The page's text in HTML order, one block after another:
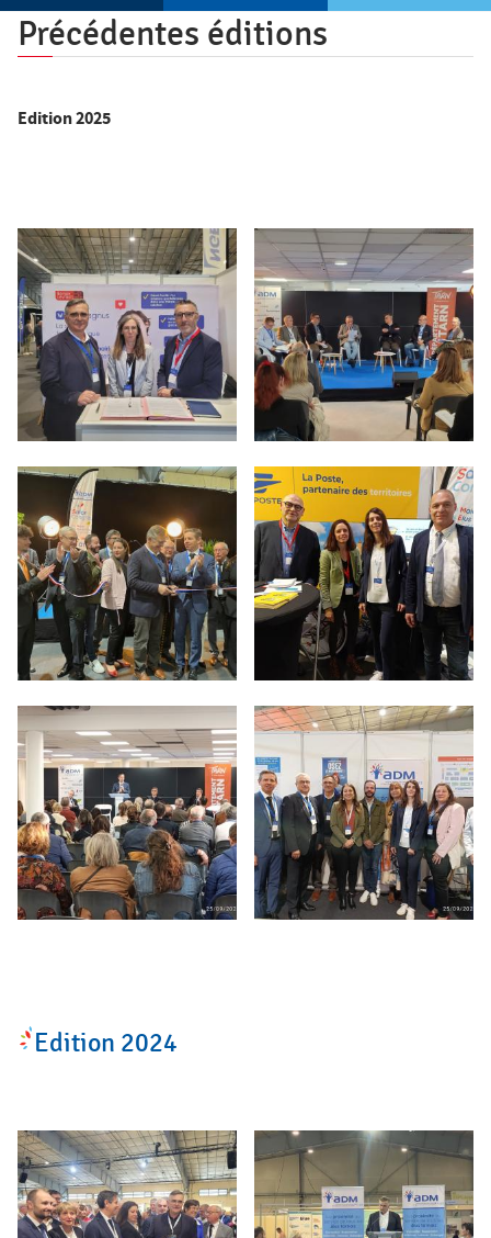
Nous contacter
Précédentes éditions
Edition 2025
Edition 2024